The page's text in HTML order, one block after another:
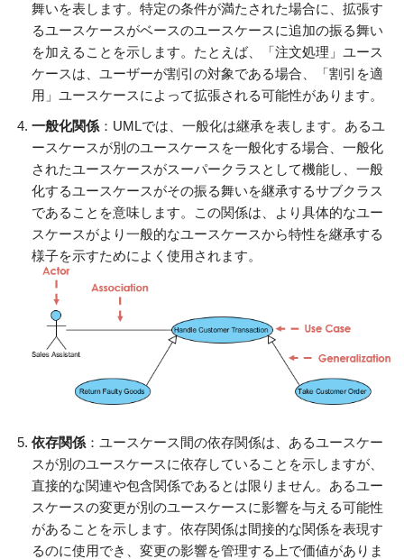
舞いを表します。特定の条件が満たされた場合に、拡張す
るユースケースがベースのユースケースに追加の振る舞い
を加えることを示します。たとえば、「注文処理」ユース
ケースは、ユーザーが割引の対象である場合、「割引を適
用」ユースケースによって拡張される可能性があります。
一般化関係 ：UMLでは、一般化は継承を表します。あるユ
ースケースが別のユースケースを一般化する場合、一般化
されたユースケースがスーパークラスとして機能し、一般
化するユースケースがその振る舞いを継承するサブクラス
であることを意味します。この関係は、より具体的なユー
スケースがより一般的なユースケースから特性を継承する
様子を示すためによく使用されます。
依存関係 ：ユースケース間の依存関係は、あるユースケー
スが別のユースケースに依存していることを示しますが、
直接的な関連や包含関係であるとは限りません。あるユー
スケースの変更が別のユースケースに影響を与える可能性
があることを示します。依存関係は間接的な関係を表現す
るのに使用でき、変更の影響を管理する上で価値がありま